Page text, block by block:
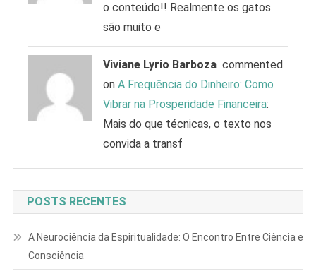
o conteúdo!! Realmente os gatos
são muito e
Viviane Lyrio Barboza commented
onA Frequência do Dinheiro: Como
Vibrar na Prosperidade Financeira:
Mais do que técnicas, o texto nos
convida a transf
POSTS RECENTES
A Neurociência da Espiritualidade: O Encontro Entre Ciência e
Consciência